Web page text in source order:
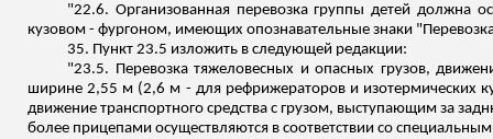
"22.6. Организованная перевозка группы детей должна
кузовом - фургоном, имеющих опознавательные знаки
35. Пункт 23.5 изложить в следующей редакции:
"23.5. Перевозка тяжеловесных и опасных грузов,
ширине 2,55 м (2,6 м - для рефрижераторов и изотермических
движение транспортного средства с грузом, выступающим за
более прицепами осуществляются в соответствии со